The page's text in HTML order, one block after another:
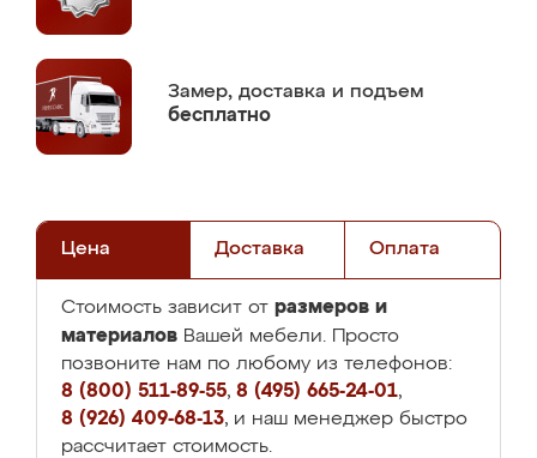
Замер, доставка и подъем
бесплатно
Цена Доставка Оплата
Стоимость зависит от размеров и
материалов Вашей мебели. Просто
позвоните нам по любому из телефонов:
8 (800) 511-89-55, 8 (495) 665-24-01,
8 (926) 409-68-13, и наш менеджер быстро
рассчитает стоимость.